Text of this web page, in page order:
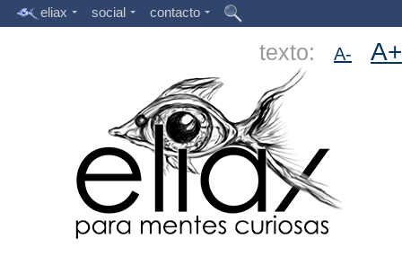
eliax social contacto
texto: A- A+